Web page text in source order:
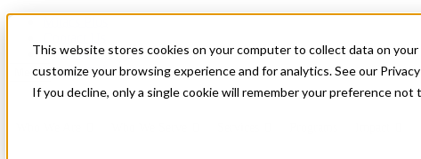
This website stores cookies on your computer to collect data on
customize your browsing experience and for analytics. See our
If you decline, only a single cookie will remember your preference not
News & Events
Get Started
Menu